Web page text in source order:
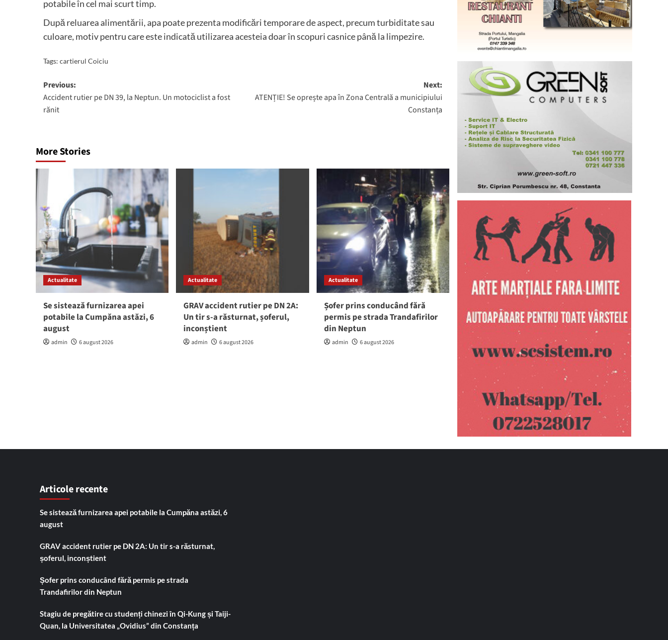
potabile în cel mai scurt timp.
După reluarea alimentării, apa poate prezenta modificări temporare de aspect, precum turbiditate sau
culoare, motiv pentru care este indicată utilizarea acesteia doar în scopuri casnice până la limpezire.
Tags: cartierul Coiciu
Post
navigation
Previous:
Accident rutier pe DN 39, la Neptun. Un motociclist a fost
rănit
Next:
ATENȚIE! Se oprește apa în Zona Centrală a municipiului
Constanța
More Stories
Actualitate
Se sistează furnizarea apei
potabile la Cumpăna astăzi, 6
august
admin 6 august 2026
Actualitate
GRAV accident rutier pe DN 2A:
Un tir s-a răsturnat, șoferul,
inconștient
admin 6 august 2026
Actualitate
Șofer prins conducând fără
permis pe strada Trandafirilor
din Neptun
admin 6 august 2026
Articole recente
Se sistează furnizarea apei potabile la Cumpăna astăzi, 6
august
GRAV accident rutier pe DN 2A: Un tir s-a răsturnat,
șoferul, inconștient
Șofer prins conducând fără permis pe strada
Trandafirilor din Neptun
Stagiu de pregătire cu studenți chinezi în Qi-Kung și Taiji-
Quan, la Universitatea „Ovidius” din Constanța